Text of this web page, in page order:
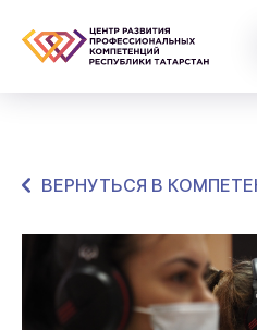
ВЕРНУТЬСЯ В